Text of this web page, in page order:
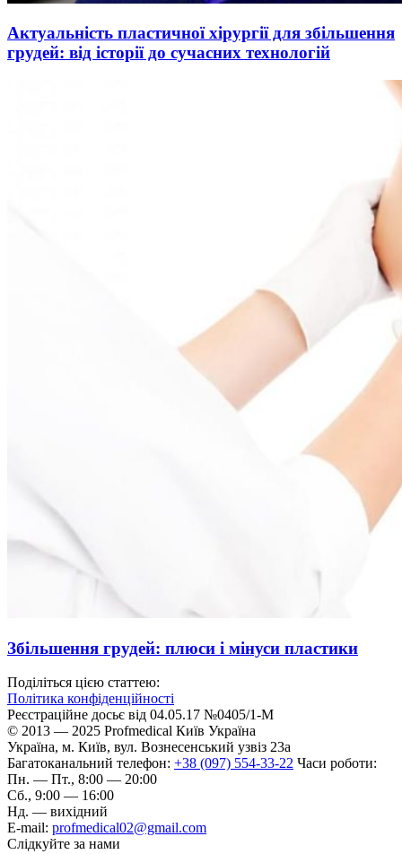
Актуальність пластичної хірургії для збільшення
грудей: від історії до сучасних технологій
Збільшення грудей: плюси і мінуси пластики
Поділіться цією статтею:
Політика конфіденційності
Реєстраційне досьє від 04.05.17 №0405/1-М
© 2013 — 2025 Profmedical Київ Україна
Україна, м. Київ, вул. Вознесенський узвіз 23а
Багатоканальний телефон: +38 (097) 554-33-22 Часи роботи:
Пн. — Пт., 8:00 — 20:00
Сб., 9:00 — 16:00
Нд. — вихідний
E-mail: profmedical02@gmail.com
Слідкуйте за нами